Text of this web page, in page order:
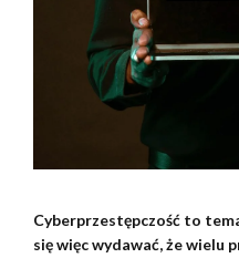
Cyberprzestępczość to
się więc wydawać, że wielu